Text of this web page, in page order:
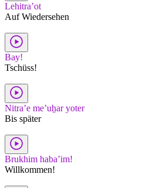
Lehitra’ot
Auf Wiedersehen
Bay!
Tschüss!
Nitra’e me’uẖar yoter
Bis später
Brukhim haba’im!
Willkommen!